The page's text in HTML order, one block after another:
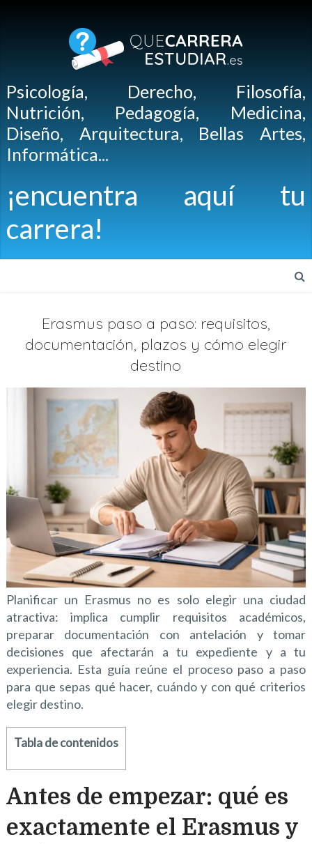
Psicología, Derecho, Filosofía,
Nutrición, Pedagogía, Medicina,
Diseño, Arquitectura, Bellas Artes,
Informática...
¡encuentra aquí tu
carrera!
Erasmus paso a paso: requisitos,
documentación, plazos y cómo elegir
destino
Planificar un Erasmus no es solo elegir una ciudad
atractiva: implica cumplir requisitos académicos,
preparar documentación con antelación y tomar
decisiones que afectarán a tu expediente y a tu
experiencia. Esta guía reúne el proceso paso a paso
para que sepas qué hacer, cuándo y con qué criterios
elegir destino.
Tabla de contenidos
Antes de empezar: qué es
exactamente el Erasmus y